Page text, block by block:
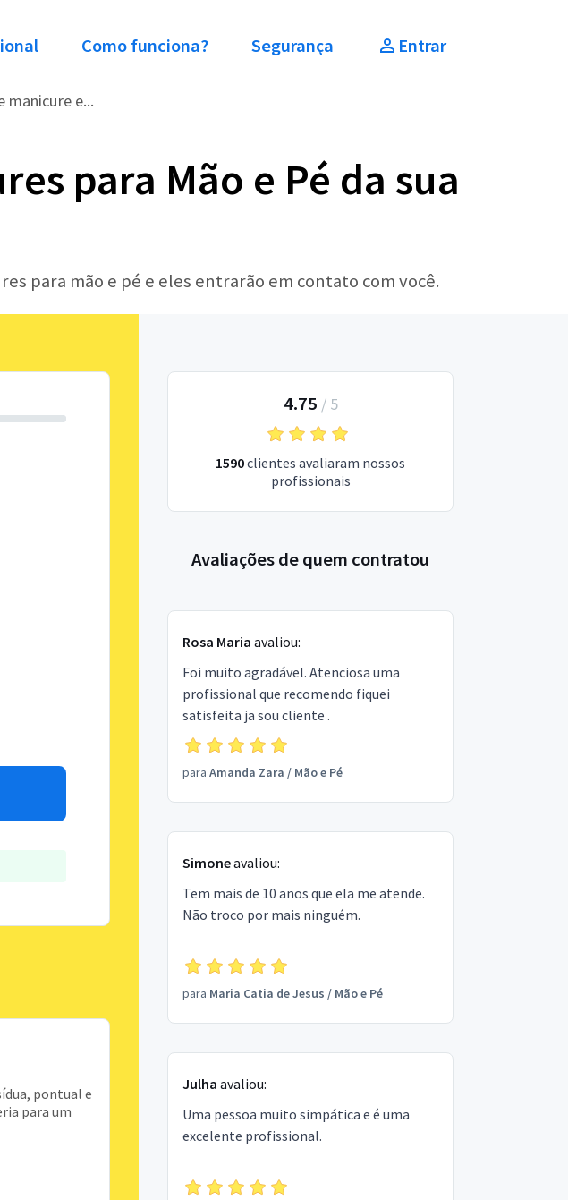
Como funciona? Segurança Entrar
manicure e...
para Mão e Pé da sua
para mão e pé e eles entrarão em contato com você.
pontual e
para um
4.75 / 5
1590clientes avaliaram nossos
profissionais
Avaliações de quem contratou
Rosa Maria avaliou:
Foi muito agradável. Atenciosa uma
profissional que recomendo fiquei
satisfeita ja sou cliente .
para Amanda Zara / Mão e Pé
Simoneavaliou:
Tem mais de 10 anos que ela me atende.
Não troco por mais ninguém.
para Maria Catia de Jesus / Mão e Pé
Julha avaliou:
Uma pessoa muito simpática e é uma
excelente profissional.